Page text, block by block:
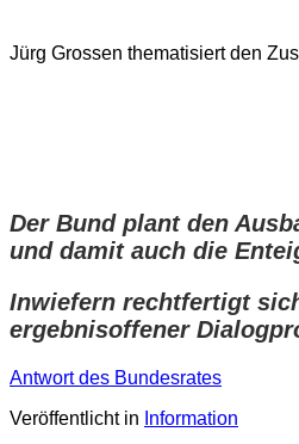
Jürg Grossen thematisiert den
Der Bund plant den
und damit auch die
Inwiefern rechtfertigt
ergebnisoffener
Antwort des Bundesrates
Veröffentlicht in Information